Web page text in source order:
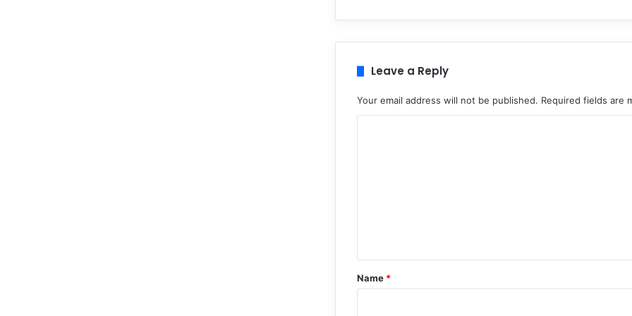
Leave a Reply
Your email address will not be published. Required fields are
*
Name *